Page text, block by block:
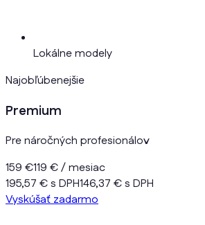
Lokálne modely
Najobľúbenejšie
Premium
Pre náročných profesionálov
159 €119 €/ mesiac
195,57 € s DPH146,37 € s DPH
Vyskúšať zadarmo